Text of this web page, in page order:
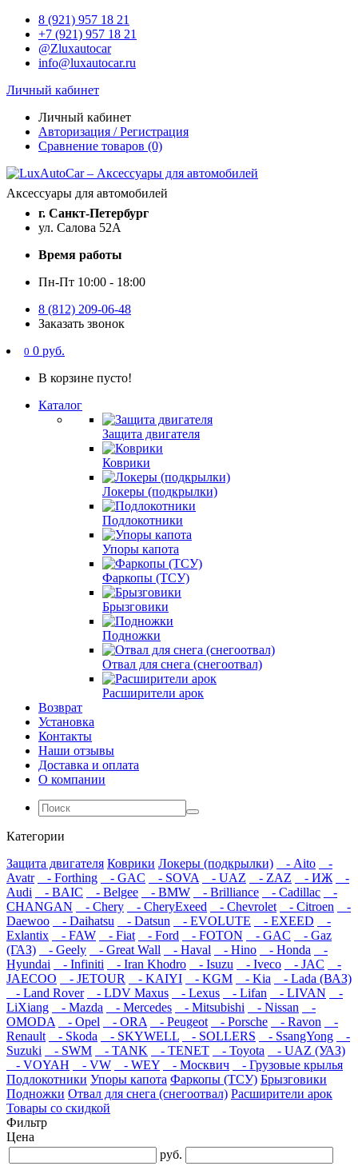
8 (921) 957 18 21
+7 (921) 957 18 21
@Zluxautocar
info@luxautocar.ru
Личный кабинет
Личный кабинет
Авторизация / Регистрация
Сравнение товаров (0)
Аксессуары для автомобилей
г. Санкт-Петербург
ул. Салова 52А
Время работы
Пн-Пт 10:00 - 18:00
8 (812) 209-06-48
Заказать звонок
0 0 руб.
В корзине пусто!
Каталог
Защита двигателя
Коврики
Локеры (подкрылки)
Подлокотники
Упоры капота
Фаркопы (ТСУ)
Брызговики
Подножки
Отвал для снега (снегоотвал)
Расширители арок
Возврат
Установка
Контакты
Наши отзывы
Доставка и оплата
О компании
Категории
Защита двигателя Коврики Локеры (подкрылки) - Aito
-
Avatr
- Forthing - GAC - SOVA - UAZ - ZAZ - ИЖ
-
Audi
- BAIC - Belgee - BMW - Brilliance - Cadillac
-
CHANGAN
- Chery - CheryExeed - Chevrolet - Citroen
-
Daewoo
- Daihatsu - Datsun - EVOLUTE - EXEED
-
Exlantix
- FAW - Fiat - Ford - FOTON - GAC
- Gaz
(ГАЗ)
- Geely - Great Wall - Haval - Hino - Honda
-
Hyundai
- Infiniti - Iran Khodro - Isuzu - Iveco - JAC
-
JAECOO
- JETOUR - KAIYI - KGM - Kia
- Lada (ВАЗ)
- Land Rover
- LDV Maxus - Lexus - Lifan - LIVAN
-
LiXiang
- Mazda - Mercedes - Mitsubishi - Nissan
-
OMODA
- Opel - ORA - Peugeot - Porsche - Ravon
-
Renault
- Skoda - SKYWELL - SOLLERS - SsangYong
-
Suzuki
- SWM - TANK - TENET - Toyota
- UAZ (УАЗ)
- VOYAH
- VW - WEY - Москвич
- Грузовые крылья
Подлокотники Упоры капота Фаркопы (ТСУ) Брызговики
Подножки Отвал для снега (снегоотвал) Расширители арок
Товары со скидкой
Фильтр
Цена
руб.